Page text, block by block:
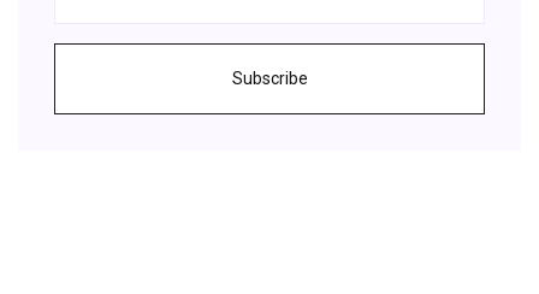
Subscribe